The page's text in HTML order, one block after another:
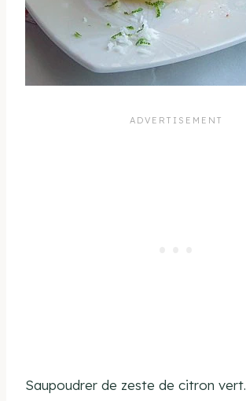
Saupoudrer de zeste de citron vert.